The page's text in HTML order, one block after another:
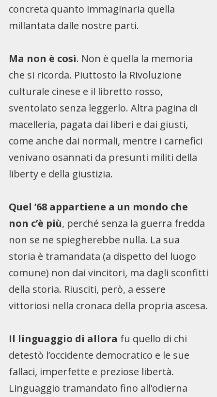
concreta quanto immaginaria quella
millantata dalle nostre parti.
Ma non è così. Non è quella la memoria
che si ricorda. Piuttosto la Rivoluzione
culturale cinese e il libretto rosso,
sventolato senza leggerlo. Altra pagina di
macelleria, pagata dai liberi e dai giusti,
come anche dai normali, mentre i carnefici
venivano osannati da presunti militi della
liberty e della giustizia.
Quel ’68 appartiene a un mondo che
non c’è più, perché senza la guerra fredda
non se ne spiegherebbe nulla. La sua
storia è tramandata (a dispetto del luogo
comune) non dai vincitori, ma dagli sconfitti
della storia. Riusciti, però, a essere
vittoriosi nella cronaca della propria ascesa.
Il linguaggio di allora fu quello di chi
detestò l’occidente democratico e le sue
fallaci, imperfette e preziose libertà.
Linguaggio tramandato fino all’odierna